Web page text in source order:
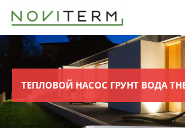
ТЕПЛОВОЙ НАСОС ГРУНТ ВОДА